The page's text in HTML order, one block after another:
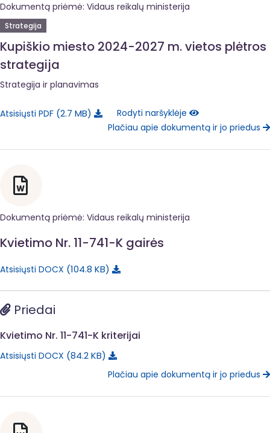
Dokumentą priėmė: Vidaus reikalų ministerija
Strategija
Kupiškio miesto 2024-2027 m. vietos plėtros
strategija
Strategija ir planavimas
Atsisiųsti PDF 2.7 MB
Rodyti naršyklėje
Plačiau apie dokumentą ir jo priedus
Dokumentą priėmė: Vidaus reikalų ministerija
Kvietimo Nr. 11-741-K gairės
Atsisiųsti DOCX 104.8 KB
Priedai
Kvietimo Nr. 11-741-K kriterijai
Atsisiųsti DOCX 84.2 KB
Plačiau apie dokumentą ir jo priedus